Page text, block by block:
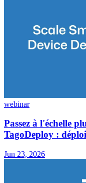
webinar
Passez à l'échelle
TagoDeploy :
Jun 23, 2026